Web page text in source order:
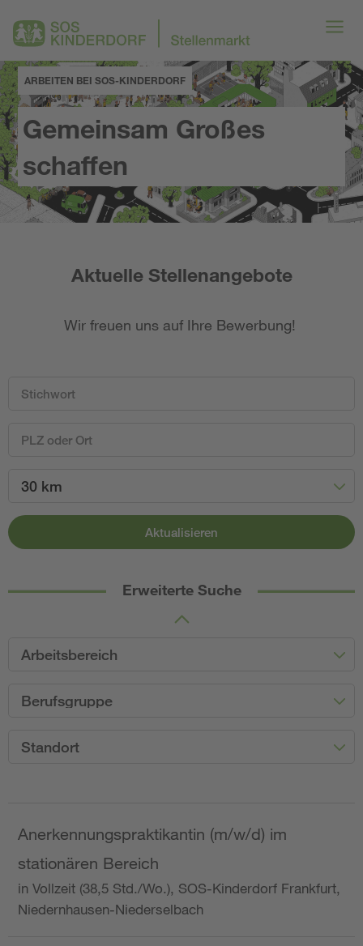
ARBEITEN BEI SOS-KINDERDORF
Gemeinsam Großes
schaffen
Aktuelle Stellenangebote
Wir freuen uns auf Ihre Bewerbung!
30 km
Aktualisieren
Erweiterte Suche
Arbeitsbereich
Berufsgruppe
Standort
Anerkennungspraktikantin (m/w/d) im
stationären Bereich
in Vollzeit (38,5 Std./Wo.), SOS-Kinderdorf Frankfurt,
Niedernhausen-Niederselbach